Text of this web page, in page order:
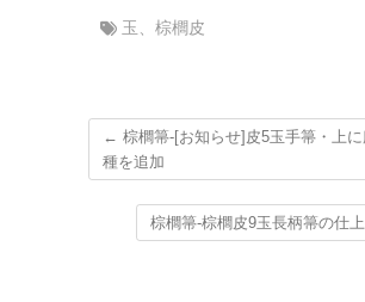
玉 棕櫚皮
← 棕櫚箒-[お知らせ]皮5玉手箒・上に
種を追加
棕櫚箒-棕櫚皮9玉長柄箒の仕